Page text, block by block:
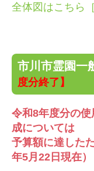
全体図はこちら
市川市霊園一
度分終了】
令和8年度分の
成については
予算額に達した
年5月22日現在）